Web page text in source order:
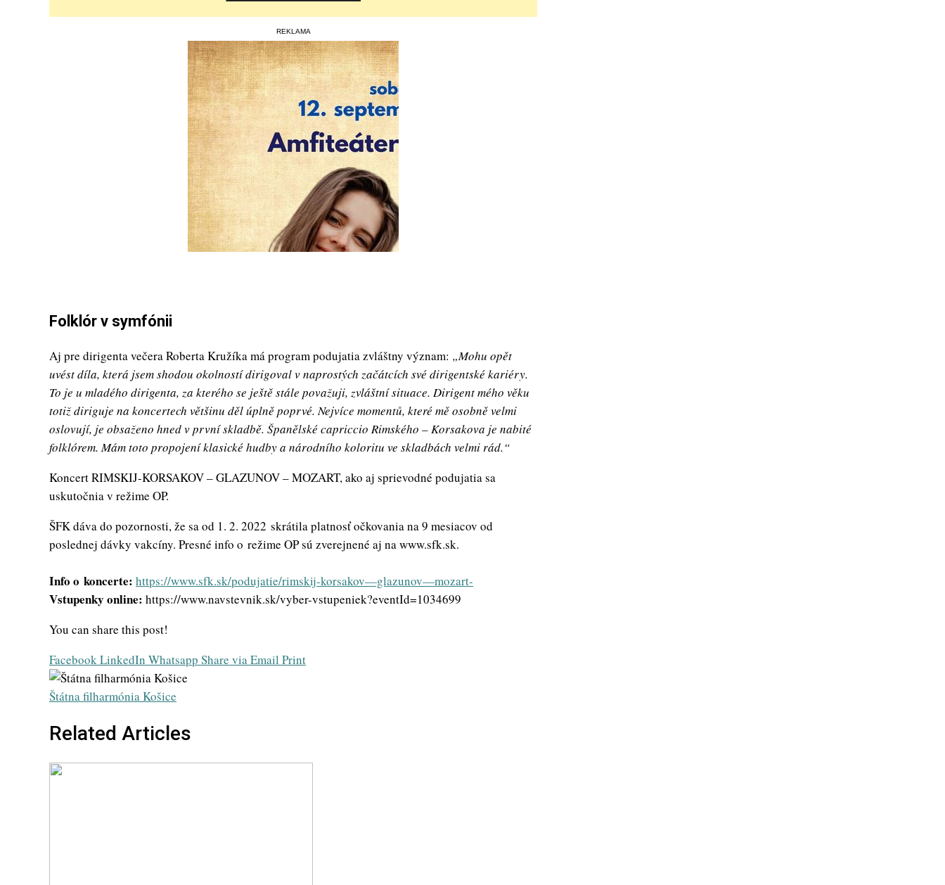
REKLAMA
Folklór v symfónii
Aj pre dirigenta večera Roberta Kružíka má program podujatia zvláštny význam: „Mohu opět
uvést díla, která jsem shodou okolností dirigoval v naprostých začátcích své dirigentské kariéry.
To je u mladého dirigenta, za kterého se ještě stále považuji, zvláštní situace. Dirigent mého věku
totiž diriguje na koncertech většinu děl úplně poprvé. Nejvíce momentů, které mě osobně velmi
oslovují, je obsaženo hned v první skladbě. Španělské capriccio Rimského – Korsakova je nabité
folklórem. Mám toto propojení klasické hudby a národního koloritu ve skladbách velmi rád.“
Koncert RIMSKIJ-KORSAKOV – GLAZUNOV – MOZART, ako aj sprievodné podujatia sa
uskutočnia v režime OP.
ŠFK dáva do pozornosti, že sa od 1. 2. 2022 skrátila platnosť očkovania na 9 mesiacov od
poslednej dávky vakcíny. Presné info o režime OP sú zverejnené aj na www.sfk.sk.
Info o koncerte: https://www.sfk.sk/podujatie/rimskij-korsakov—glazunov—mozart-
Vstupenky online: https://www.navstevnik.sk/vyber-vstupeniek?eventId=1034699
You can share this post!
FacebookLinkedIn Whatsapp Share via Email Print
Štátna filharmónia Košice
Related Articles